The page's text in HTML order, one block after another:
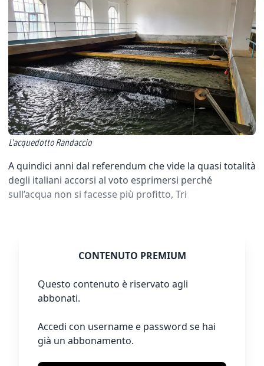
L'acquedotto Randaccio
A quindici anni dal referendum che vide la quasi totalità
degli italiani accorsi al voto esprimersi perché
sull’acqua non si facesse più profitto, Tri
CONTENUTO PREMIUM
Questo contenuto è riservato agli
abbonati.
Accedi con username e password se hai
già un abbonamento.